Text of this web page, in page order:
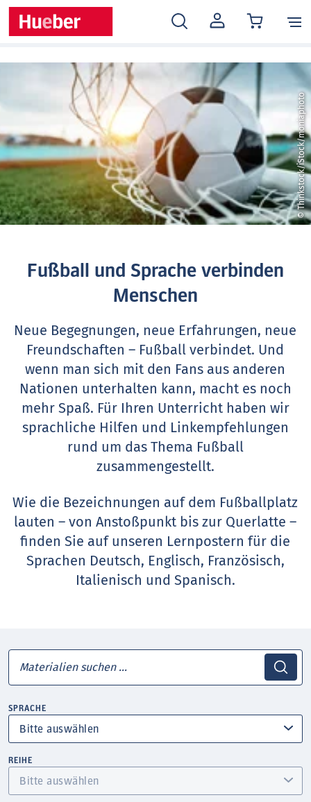
MEIN
KONTO
© Thinkstock/iStock/moniaphoto
Fußball und Sprache verbinden
Menschen
Neue Begegnungen, neue Erfahrungen, neue
Freundschaften – Fußball verbindet. Und
wenn man sich mit den Fans aus anderen
Nationen unterhalten kann, macht es noch
mehr Spaß. Für Ihren Unterricht haben wir
sprachliche Hilfen und Linkempfehlungen
rund um das Thema Fußball
zusammengestellt.
Wie die Bezeichnungen auf dem Fußballplatz
lauten – von Anstoßpunkt bis zur Querlatte –
finden Sie auf unseren Lernpostern für die
Sprachen Deutsch, Englisch, Französisch,
Italienisch und Spanisch.
SPRACHE
REIHE